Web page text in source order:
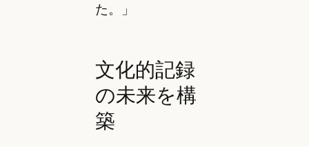
た。」
文化的記録
の未来を構
築